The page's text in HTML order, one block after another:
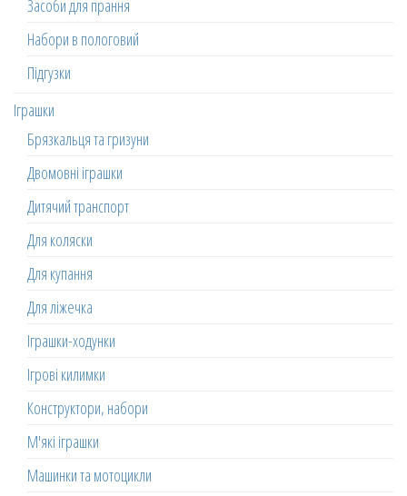
Засоби для прання
Набори в пологовий
Підгузки
Іграшки
Брязкальця та гризуни
Двомовні іграшки
Дитячий транспорт
Для коляски
Для купання
Для ліжечка
Іграшки-ходунки
Ігрові килимки
Конструктори, набори
М'які іграшки
Машинки та мотоцикли